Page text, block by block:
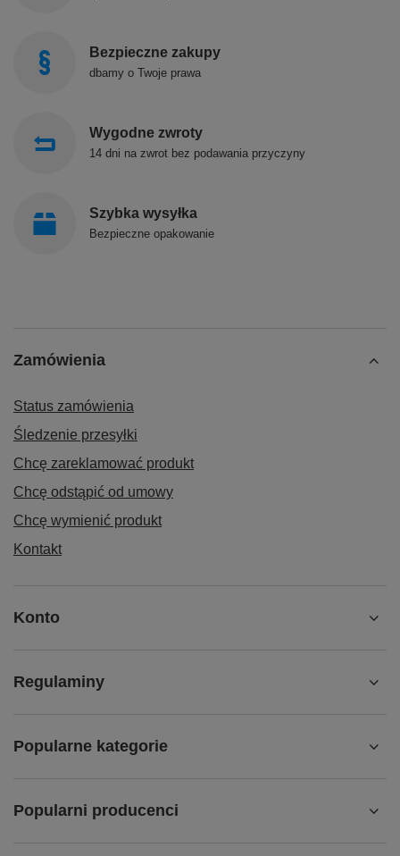
Bezpieczne zakupy
dbamy o Twoje prawa
Wygodne zwroty
14 dni na zwrot bez podawania przyczyny
Szybka wysyłka
Bezpieczne opakowanie
Zamówienia
Status zamówienia
Śledzenie przesyłki
Chcę zareklamować produkt
Chcę odstąpić od umowy
Chcę wymienić produkt
Kontakt
Konto
Regulaminy
Popularne kategorie
Popularni producenci